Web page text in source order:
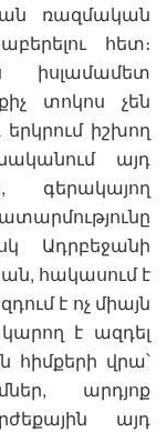
ռազմական
հետ։
իսլամամետ
տոկոս չեն
իշխող
այդ
գերակայող
Ադրբեջանի
հակասում է
է ոչ միայն
է ազդել
հիմքերի վրա՝
արդյոք
այդ